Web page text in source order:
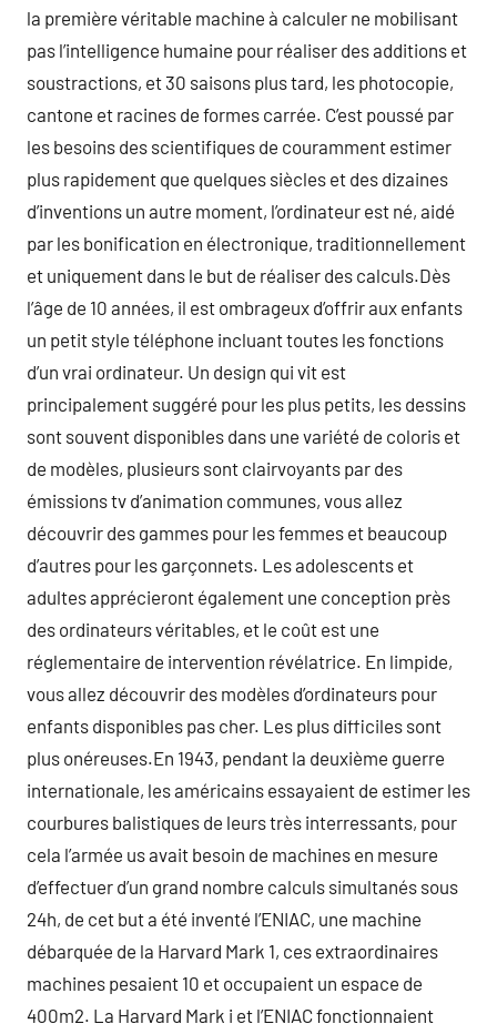
la première véritable machine à calculer ne mobilisant
pas l’intelligence humaine pour réaliser des additions et
soustractions, et 30 saisons plus tard, les photocopie,
cantone et racines de formes carrée. C’est poussé par
les besoins des scientifiques de couramment estimer
plus rapidement que quelques siècles et des dizaines
d’inventions un autre moment, l’ordinateur est né, aidé
par les bonification en électronique, traditionnellement
et uniquement dans le but de réaliser des calculs.Dès
l’âge de 10 années, il est ombrageux d’offrir aux enfants
un petit style téléphone incluant toutes les fonctions
d’un vrai ordinateur. Un design qui vit est
principalement suggéré pour les plus petits, les dessins
sont souvent disponibles dans une variété de coloris et
de modèles, plusieurs sont clairvoyants par des
émissions tv d’animation communes, vous allez
découvrir des gammes pour les femmes et beaucoup
d’autres pour les garçonnets. Les adolescents et
adultes apprécieront également une conception près
des ordinateurs véritables, et le coût est une
réglementaire de intervention révélatrice. En limpide,
vous allez découvrir des modèles d’ordinateurs pour
enfants disponibles pas cher. Les plus difficiles sont
plus onéreuses.En 1943, pendant la deuxième guerre
internationale, les américains essayaient de estimer les
courbures balistiques de leurs très interressants, pour
cela l’armée us avait besoin de machines en mesure
d’effectuer d’un grand nombre calculs simultanés sous
24h, de cet but a été inventé l’ENIAC, une machine
débarquée de la Harvard Mark 1, ces extraordinaires
machines pesaient 10 et occupaient un espace de
400m2. La Harvard Mark i et l’ENIAC fonctionnaient